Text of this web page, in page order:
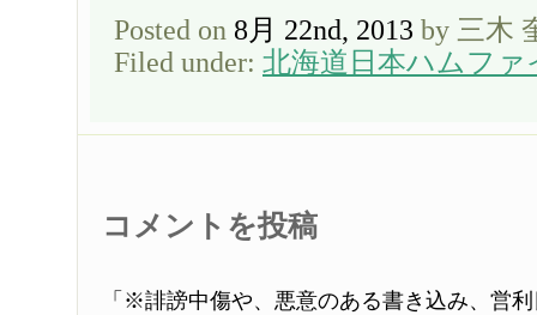
Posted on 8月 22nd, 2013 by 三木
Filed under: 北海道日本ハムファ
コメントを投稿
「※誹謗中傷や、悪意のある書き込み、営